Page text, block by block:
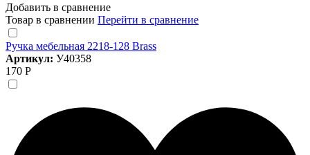
Добавить в сравнение
Товар в сравнении Перейти в сравнение
Ручка мебельная 2218-128 Brass
Артикул: У40358
170 Р